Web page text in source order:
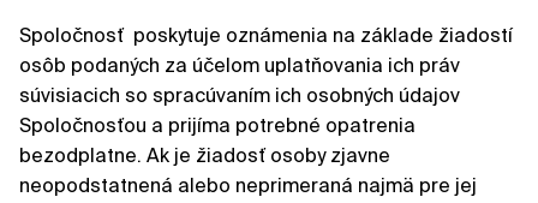
Spoločnosť poskytuje oznámenia na základe žiadostí
osôb podaných za účelom uplatňovania ich práv
súvisiacich so spracúvaním ich osobných údajov
Spoločnosťou a prijíma potrebné opatrenia
bezodplatne. Ak je žiadosť osoby zjavne
neopodstatnená alebo neprimeraná najmä pre jej